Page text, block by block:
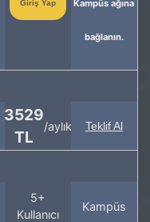
Giriş Yap Kampüs ağına
bağlanın.
3529
TL
/aylık Teklif Al
5+
Kullanıcı
Kampüs